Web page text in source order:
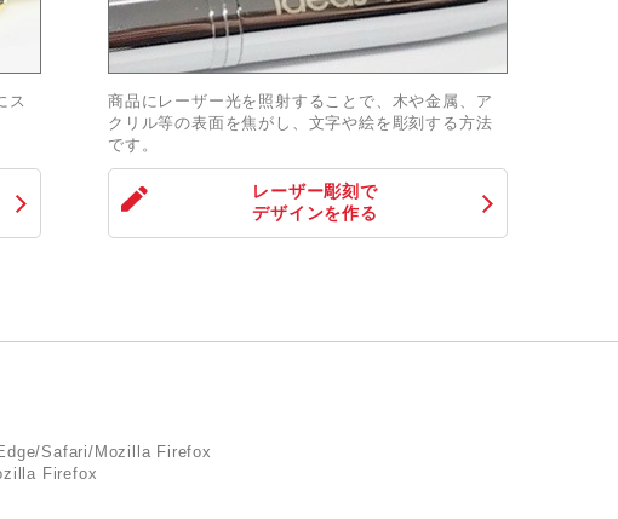
ス
商品にレーザー光を照射することで、木や金属、ア
クリル等の表面を焦がし、文字や絵を彫刻する方法
です。
レーザー彫刻 で
デザインを作る
Safari/Mozilla Firefox
Firefox